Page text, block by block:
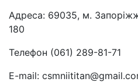
Адреса: 69035, м.
180
Телефон (061) 289-81-71
E-mail: